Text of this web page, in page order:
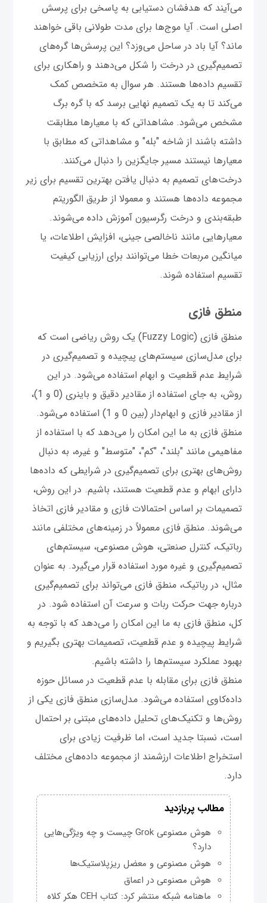
می‌آیند که هدفشان دستیابی به پاسخی برای پرسش
اصلی است. آیا موج‌ها برای مدت طولانی باقی خواهند
ماند؟ آیا باد در ساحل می‌وزد؟ این پرسش‌ها گره‌های
تصمیم‌گیری در درخت را شکل می‌دهند و راهکاری برای
تقسیم داده‌ها هستند. هر سوال به متخصص کمک
می‌کند تا به یک تصمیم نهایی برسد که با گره برگ
مشخص می‌شود. مشاهداتی که با معیارها مطابقت
داشته باشند از شاخه "بله" و مشاهداتی که مطابق با
معیارها نیستند مسیر جایگزین را دنبال می‌کنند.
درخت‌های تصمیم به دنبال یافتن بهترین تقسیم برای زیر
مجموعه داده‌ها هستند و معمولا از طریق الگوریتم
طبقه‌بندی و درخت رگرسیون آموزش داده می‌شوند.
معیارهایی مانند ناخالصی جینی، افزایش اطلاعات، یا
میانگین مربعات خطا می‌توانند برای ارزیابی کیفیت
تقسیم استفاده شوند.
منطق فازی
منطق فازی (Fuzzy Logic) یک روش ریاضی است که
برای مدل‌سازی سیستم‌های پیچیده و تصمیم‌گیری در
شرایط عدم قطعیت و ابهام استفاده می‌شود. در این
روش، به جای استفاده از مقادیر دقیق و باینری (0 و 1)،
از مقادیر فازی و ابهام‌دار (بین 0 و 1) استفاده می‌شود.
منطق فازی به ما این امکان را می‌دهد که با استفاده از
مفاهیمی مانند "بلند"، "کم"، "متوسط" و غیره، به دنبال
روش‌های بهتری برای تصمیم‌گیری در شرایطی که داده‌ها
دارای ابهام و عدم قطعیت هستند، باشیم. در این روش،
تصمیمات بر اساس احتمالات فازی و مقادیر فازی اتخاذ
می‌شوند. منطق فازی معمولاً در زمینه‌های مختلفی مانند
رباتیک، کنترل صنعتی، هوش مصنوعی، سیستم‌های
تصمیم‌گیری و غیره مورد استفاده قرار می‌گیرد. به عنوان
مثال، در رباتیک، منطق فازی می‌تواند برای تصمیم‌گیری
درباره جهت حرکت ربات و سرعت آن استفاده شود. در
کل، منطق فازی به ما این امکان را می‌دهد که با توجه به
شرایط پیچیده و عدم قطعیت، تصمیمات بهتری بگیریم و
بهبود عملکرد سیستم‌ها را داشته باشیم.
منطق فازی برای مقابله با عدم قطعیت در مسائل حوزه
داده‌کاوی استفاده می‌شود. مدل‌سازی منطق فازی یکی از
روش‌ها و تکنیک‌های تحلیل داده‌های مبتنی بر احتمال
است، نسبتا جدید است، اما ظرفیت زیادی برای
استخراج اطلاعات ارزشمند از مجموعه داده‌های مختلف
دارد.
مطالب پربازدید
هوش مصنوعی Grok چیست و چه ویژگی‌هایی
دارد؟
هوش مصنوعی و معضل ریزپلاستیک‌ها
هوش مصنوعی در اعماق
ماهنامه شبکه منتشر کرد: کتاب CEH هکر کلاه